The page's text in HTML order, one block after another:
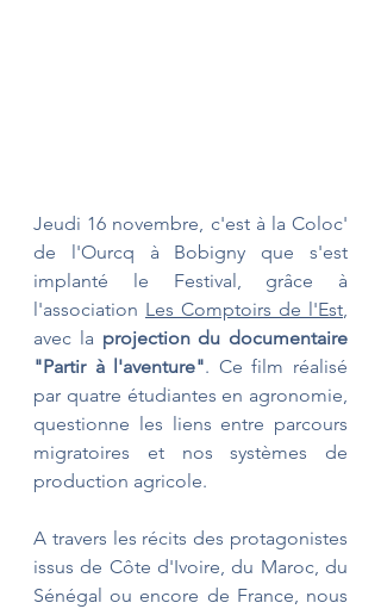
Jeudi 16 novembre, c'est à la Coloc'
de l'Ourcq à Bobigny que s'est
implanté le Festival, grâce à
l'association Les Comptoirs de l'Est,
avec la projection du documentaire
"Partir à l'aventure". Ce film réalisé
par quatre étudiantes en agronomie,
questionne les liens entre parcours
migratoires et nos systèmes de
production agricole.
A travers les récits des protagonistes
issus de Côte d'Ivoire, du Maroc, du
Sénégal ou encore de France, nous